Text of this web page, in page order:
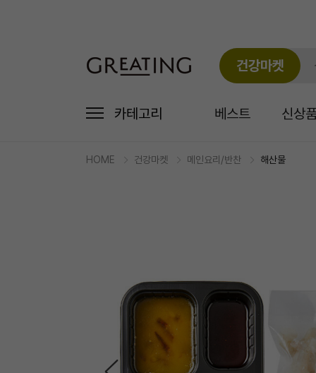
건강마켓
카테고리 베스트 신상
HOME 건강마켓 메인요리/반찬 해산물